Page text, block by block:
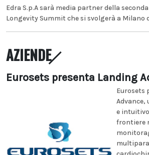
Edra S.p.A sarà media partner della
Longevity Summit che si svolgerà a Milano
AZIENDE
Eurosets presenta Landing
Eurosets
Advance,
e
frontiere